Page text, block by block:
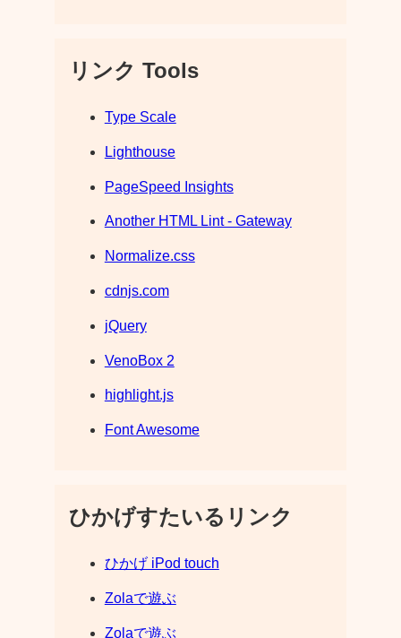
リンク Tools
Type Scale
Lighthouse
PageSpeed Insights
Another HTML Lint - Gateway
Normalize.css
cdnjs.com
jQuery
VenoBox 2
highlight.js
Font Awesome
ひかげすたいるリンク
ひかげ iPod touch
Zolaで遊ぶ
Zolaで遊ぶ